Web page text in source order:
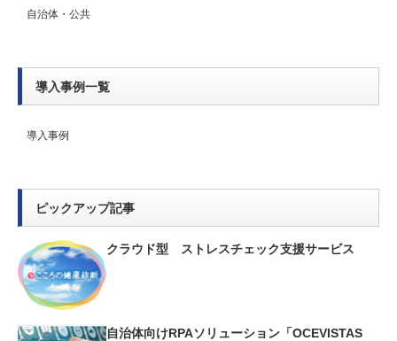
自治体・公共
導入事例一覧
導入事例
ピックアップ記事
クラウド型 ストレスチェック支援サービス
自治体向けRPAソリューション「OCEVISTAS